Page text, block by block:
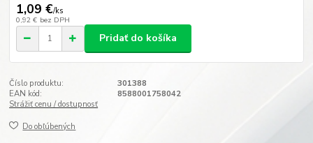
1,09 €/ks
0,92 € bez DPH
Pridať do košíka
Číslo produktu:
301388
EAN kód:
8588001758042
Strážiť cenu / dostupnosť
Do obľúbených